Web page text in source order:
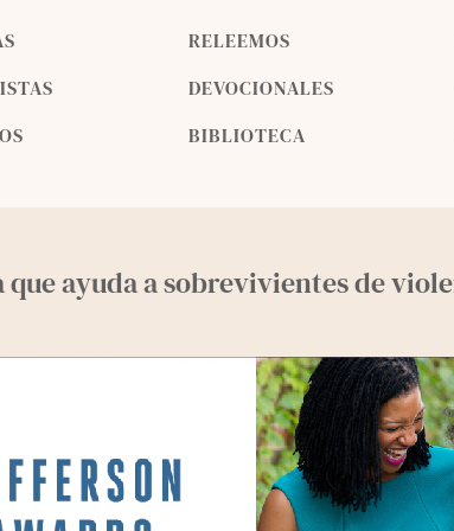
RELEEMOS
DEVOCIONALES
BIBLIOTECA
ayuda a sobrevivientes de